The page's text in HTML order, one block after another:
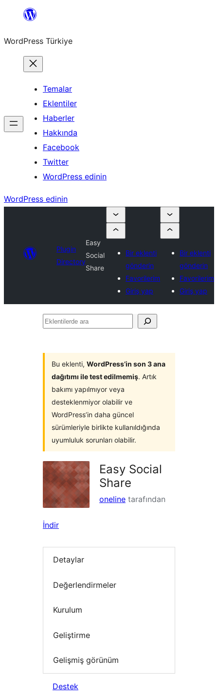
İçeriğe
WordPress Türkiye
Temalar
Eklentiler
Haberler
Hakkında
Facebook
Twitter
WordPress edinin
WordPress edinin
Plugin
Directory
Easy
Social
Share
Bir eklenti
gönderin
Favorilerim
Giriş yap
Bir eklenti
gönderin
Favorilerim
Giriş yap
Eklentilerde
Bu eklenti, WordPress’in son 3 ana
dağıtımı ile test edilmemiş. Artık
bakımı yapılmıyor veya
desteklenmiyor olabilir ve
WordPress’in daha güncel
sürümleriyle birlikte kullanıldığında
uyumluluk sorunları olabilir.
Easy Social
Share
oneline tarafından
İndir
Detaylar
Değerlendirmeler
Kurulum
Geliştirme
Gelişmiş görünüm
Destek